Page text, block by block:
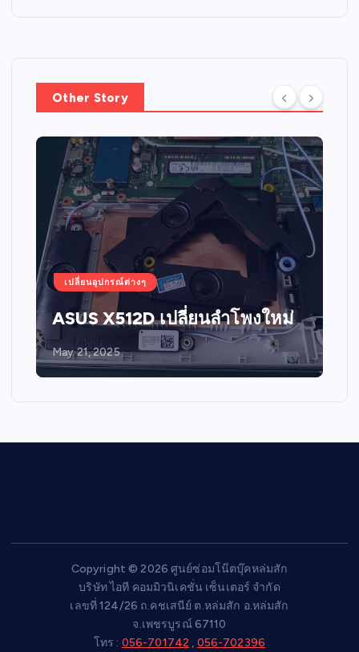
Other Story
เปลี่ยนอุปกรณ์ต่างๆ
ASUS X512D เปลี่ยนลำโพงใหม่
May 21, 2025
Copyright © 2026 ศูนย์ซ่อมโน๊ตบุ๊คหล่มสัก
บริษัท ไอที คอมมิวนิเคชั่น เซ็นเตอร์ จำกัด
เลขที่ 124/26 ถ.คชเสนีย์ ต.หล่มสัก อ.หล่มสัก
จ.เพชรบูรณ์ 67110
โทร : 056-701742 , 056-702396